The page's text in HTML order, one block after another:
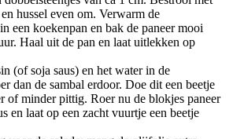
hussel even om. Verwarm de
een koekenpan en bak de paneer mooi
Haal uit de pan en laat uitlekken op
(of soja saus) en het water in de
dan de sambal erdoor. Doe dit een beetje
of minder pittig. Roer nu de blokjes paneer
en laat op een zacht vuurtje een beetje